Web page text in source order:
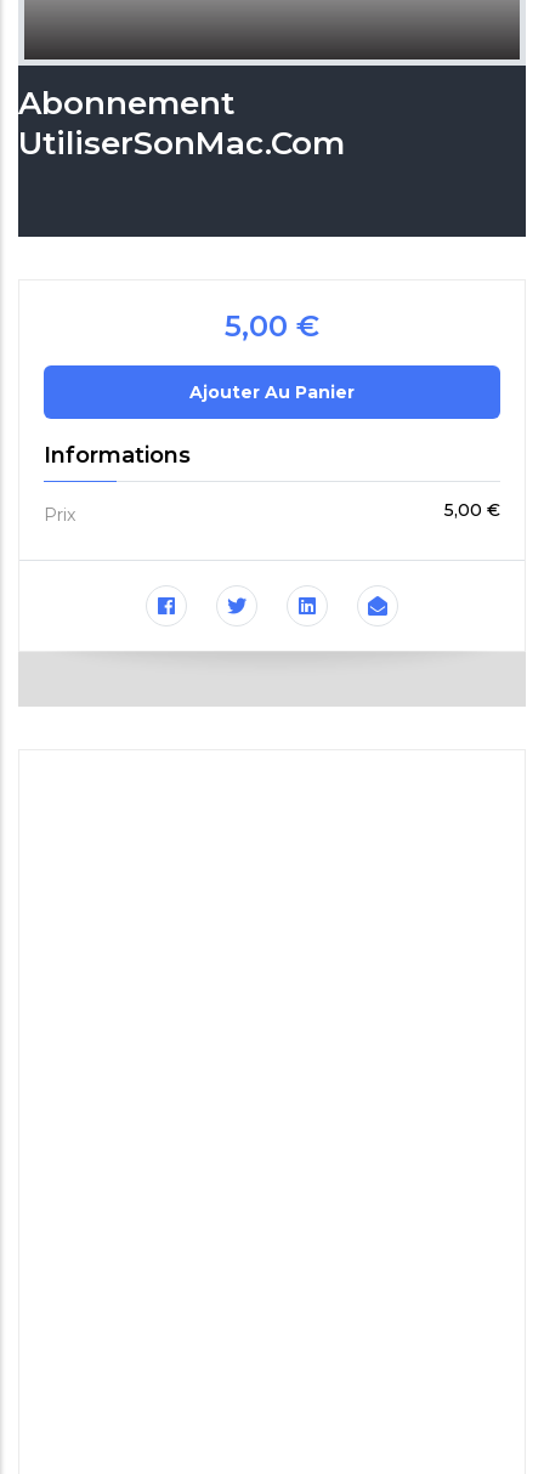
Abonnement
UtiliserSonMac.com
5,00 €
Informations
Prix 5,00 €